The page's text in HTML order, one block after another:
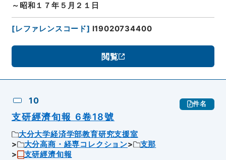
～昭和１７年５月２１日
[レファレンスコード] I19020734400
閲覧
10 件名
支研經濟旬報 6卷18號
大分大学経済学部教育研究支援室
大分高商・経専コレクション
支那
支研經濟旬報